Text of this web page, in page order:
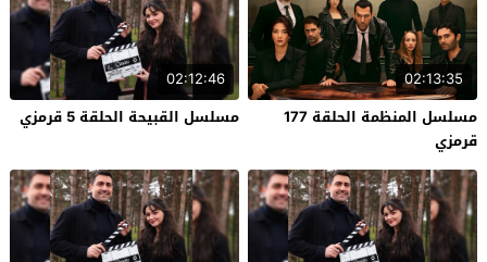
02:13:35
مسلسل المنظمة الحلقة 177
قرمزي
02:12:46
مسلسل القبيحة الحلقة 5 قرمزي